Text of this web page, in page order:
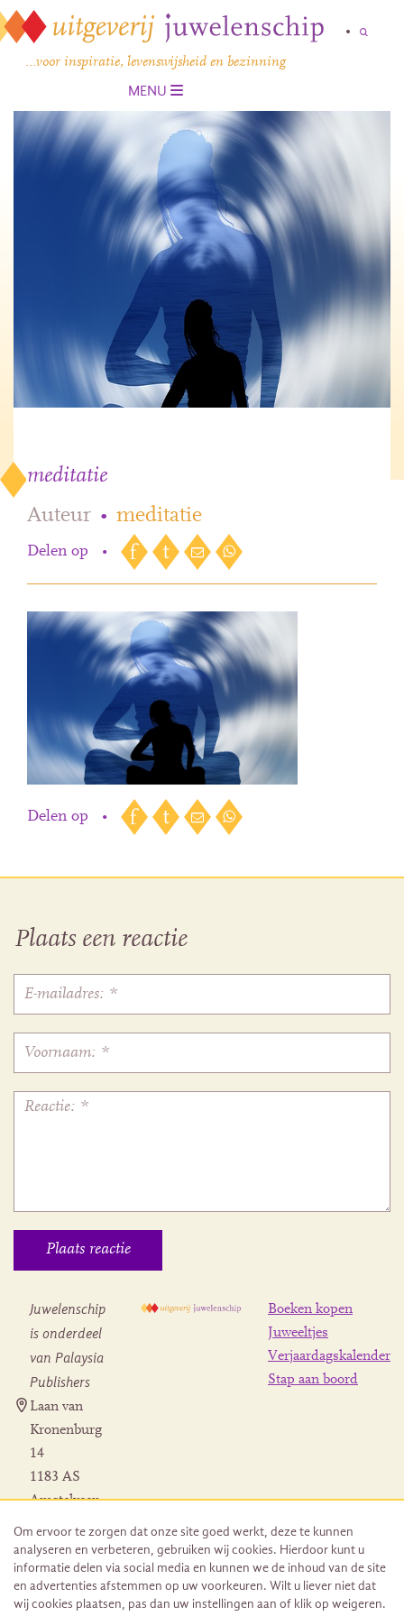
…voor inspiratie, levenswijsheid en bezinning
MENU
meditatie
Auteur • meditatie
Delen op •
Delen op •
Plaats een reactie
Juwelenschip
is onderdeel
van Palaysia
Publishers
Laan van
Kronenburg
14
1183 AS
Amstelveen
Herroeping
bestelling
Boeken kopen
Juweeltjes
Verjaardagskalender
Stap aan boord
Om ervoor te zorgen dat onze site goed werkt, deze te kunnen
analyseren en verbeteren, gebruiken wij cookies. Hierdoor kunt u
informatie delen via social media en kunnen we de inhoud van de site
en advertenties afstemmen op uw voorkeuren. Wilt u liever niet dat
wij cookies plaatsen, pas dan uw instellingen aan of klik op weigeren.